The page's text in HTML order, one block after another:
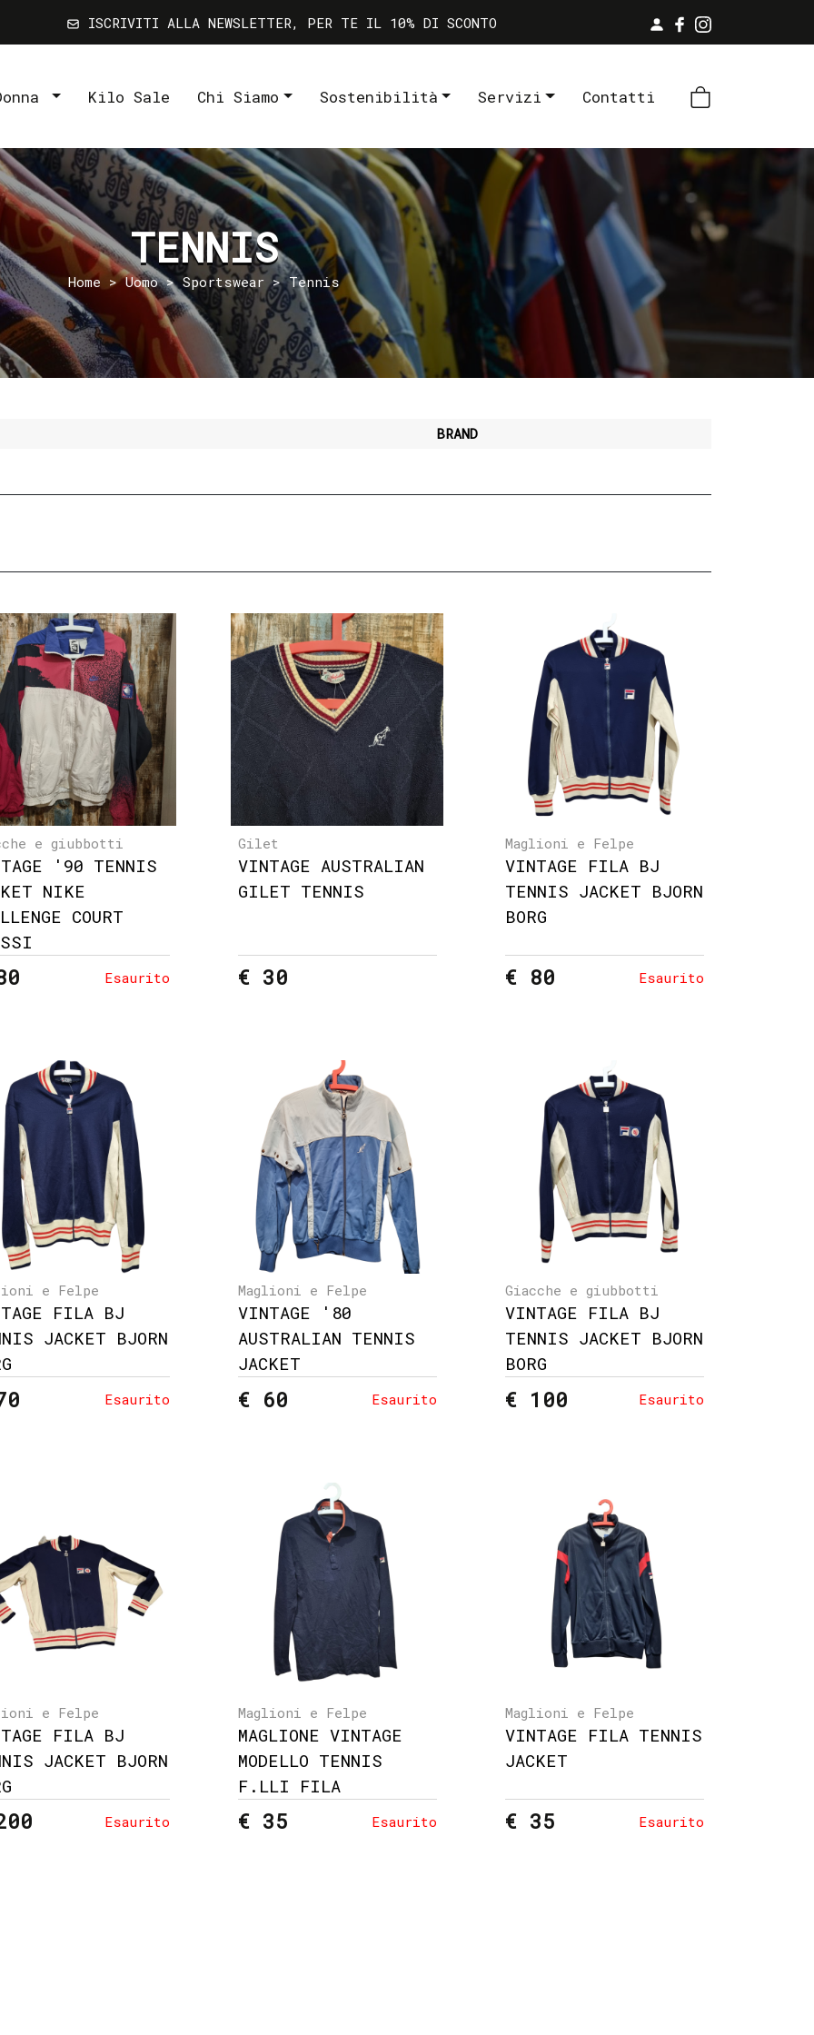
ISCRIVITI ALLA NEWSLETTER, PER TE IL 10% DI SCONTO
Kilo Sale Chi Siamo Sostenibilità Servizi Contatti
TENNIS
Home>Uomo>Sportswear> Tennis
BRAND
e giubbotti
'90 TENNIS
NIKE
COURT
Esaurito
Gilet
VINTAGE AUSTRALIAN
GILET TENNIS
€ 30
Maglioni e Felpe
VINTAGE FILA BJ
TENNIS JACKET BJORN
BORG
€ 80 Esaurito
e Felpe
FILA BJ
JACKET BJORN
Esaurito
Maglioni e Felpe
VINTAGE '80
AUSTRALIAN TENNIS
JACKET
€ 60 Esaurito
Giacche e giubbotti
VINTAGE FILA BJ
TENNIS JACKET BJORN
BORG
€ 100 Esaurito
e Felpe
FILA BJ
JACKET BJORN
Esaurito
Maglioni e Felpe
MAGLIONE VINTAGE
MODELLO TENNIS
F.LLI FILA
€ 35 Esaurito
Maglioni e Felpe
VINTAGE FILA TENNIS
JACKET
€ 35 Esaurito